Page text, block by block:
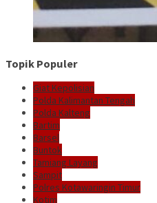
Topik Populer
Giat Kepolisian
Polda Kalimantan Tengah
Polda Kalteng
Bartim
Barsel
Buntok
Tamiang Layang
Sampit
Polres Kotawaringin Timur
Kotim